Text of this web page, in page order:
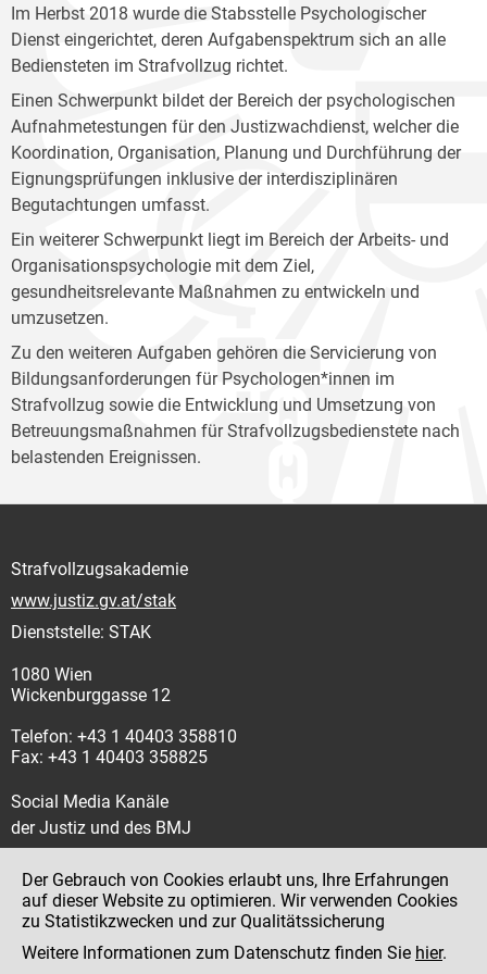
Im Herbst 2018 wurde die Stabsstelle Psychologischer
Dienst eingerichtet, deren Aufgabenspektrum sich an alle
Bediensteten im Strafvollzug richtet.
Einen Schwerpunkt bildet der Bereich der psychologischen
Aufnahmetestungen für den Justizwachdienst, welcher die
Koordination, Organisation, Planung und Durchführung der
Eignungsprüfungen inklusive der interdisziplinären
Begutachtungen umfasst.
Ein weiterer Schwerpunkt liegt im Bereich der Arbeits- und
Organisationspsychologie mit dem Ziel,
gesundheitsrelevante Maßnahmen zu entwickeln und
umzusetzen.
Zu den weiteren Aufgaben gehören die Servicierung von
Bildungsanforderungen für Psychologen*innen im
Strafvollzug sowie die Entwicklung und Umsetzung von
Betreuungsmaßnahmen für Strafvollzugsbedienstete nach
belastenden Ereignissen.
Strafvollzugsakademie
www.justiz.gv.at/stak
Dienststelle: STAK
1080 Wien
Wickenburggasse 12
Telefon: +43 1 40403 358810
Fax: +43 1 40403 358825
Social Media Kanäle
der Justiz und des BMJ
Impressum
Datenschutz
Der Gebrauch von Cookies erlaubt uns, Ihre Erfahrungen
auf dieser Website zu optimieren. Wir verwenden Cookies
zu Statistikzwecken und zur Qualitätssicherung
Weitere Informationen zum Datenschutz finden Sie hier.